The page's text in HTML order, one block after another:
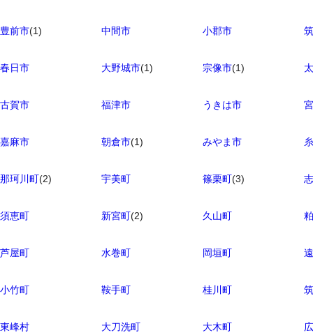
豊前市(1) 中間市 小郡市
春日市 大野城市(1) 宗像市(1)
古賀市 福津市 うきは市
嘉麻市 朝倉市(1) みやま市
那珂川町(2) 宇美町 篠栗町(3)
須恵町 新宮町(2) 久山町
芦屋町 水巻町 岡垣町
小竹町 鞍手町 桂川町
東峰村 大刀洗町 大木町